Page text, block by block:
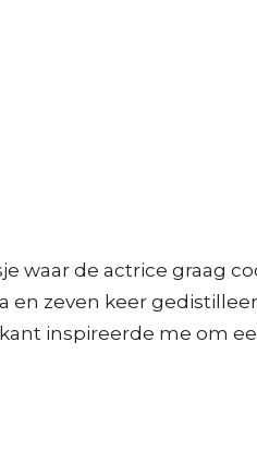
waar de actrice graag
zeven keer
inspireerde me om